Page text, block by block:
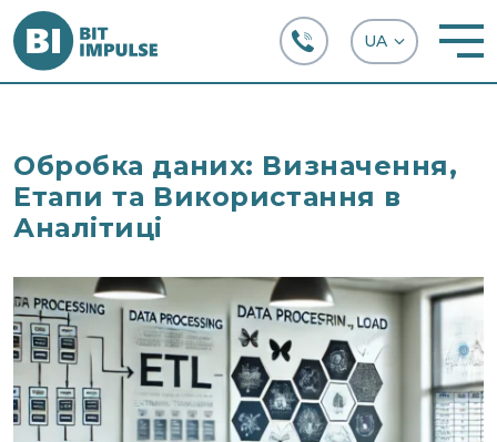
Обробка даних: Визначення,
Етапи та Використання в
Аналітиці